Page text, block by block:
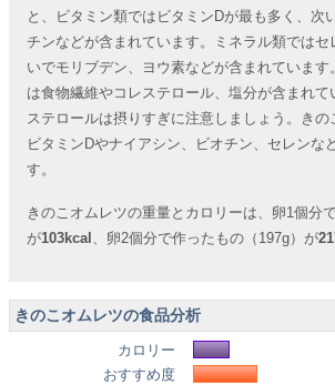
と、ビタミン類ではビタミンDが最も多く、次
チンなどが含まれています。ミネラル類ではセ
いでモリブデン、ヨウ素などが含まれていま
は食物繊維やコレステロール、塩分が含まれて
ステロールは摂りすぎに注意しましょう。きの
ビタミンDやナイアシン、ビオチン、セレンな
す。
きのこオムレツの重量とカロリーは、卵1個分
が103kcal 、卵2個分で作ったもの（197g）が
きのこオムレツの食品分析
カロリー
おすすめ度